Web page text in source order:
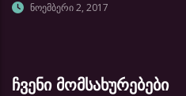
ნოემბერი 2, 2017
ჩვენი მომსახურებები